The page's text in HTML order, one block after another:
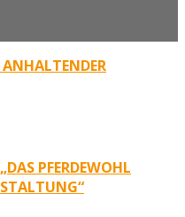
ANHALTENDER
PFERDEWOHL